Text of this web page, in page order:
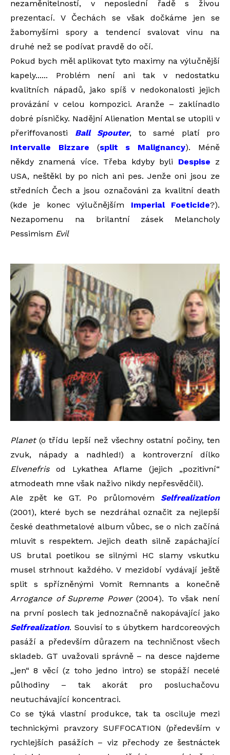
nezaměnitelností, v neposlední řadě s živou
prezentací. V Čechách se však dočkáme jen se
žabomyšími spory a tendencí svalovat vinu na
druhé než se podívat pravdě do očí.
Pokud bych měl aplikovat tyto maximy na výlučnější
kapely...... Problém není ani tak v nedostatku
kvalitních nápadů, jako spíš v nedokonalosti jejich
provázání v celou kompozici. Aranže – zaklínadlo
dobré písničky. Nadějní Alienation Mental se utopili v
přeriffovanosti Ball Spouter, to samé platí pro
Intervalle Bizzare (split s Malignancy). Méně
někdy znamená více. Třeba kdyby byli Despise z
USA, neštěkl by po nich ani pes. Jenže oni jsou ze
středních Čech a jsou označováni za kvalitní death
(kde je konec výlučnějším Imperial Foeticide?).
Nezapomenu na brilantní zásek Melancholy
Pessimism Evil
Planet(o třídu lepší než všechny ostatní počiny, ten
zvuk, nápady a nadhled!) a kontroverzní dílko
Elvenefrisod Lykathea Aflame (jejich „pozitivní“
atmodeath mne však naživo nikdy nepřesvědčil).
Ale zpět ke GT. Po průlomovém Selfrealization
(2001), které bych se nezdráhal označit za nejlepší
české deathmetalové album vůbec, se o nich začíná
mluvit s respektem. Jejich death silně zapáchající
US brutal poetikou se silnými HC slamy vskutku
musel strhnout každého. V mezidobí vydávají ještě
split s spřízněnými Vomit Remnants a konečně
Arrogance of Supreme Power(2004). To však není
na první poslech tak jednoznačně nakopávající jako
Selfrealization. Souvisí to s úbytkem hardcoreových
pasáží a především důrazem na techničnost všech
skladeb. GT uvažovali správně – na desce najdeme
„jen“ 8 věcí (z toho jedno intro) se stopáží necelé
půlhodiny – tak akorát pro posluchačovu
neutuchávající koncentraci.
Co se týká vlastní produkce, tak ta osciluje mezi
technickými pravzory SUFFOCATION (především v
rychlejších pasážích – viz přechody ze šestnáctek